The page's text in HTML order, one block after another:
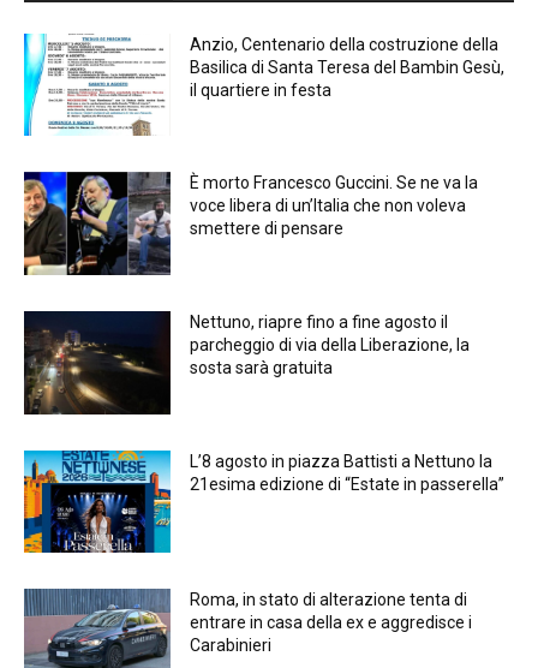
Anzio, Centenario della costruzione della
Basilica di Santa Teresa del Bambin Gesù,
il quartiere in festa
È morto Francesco Guccini. Se ne va la
voce libera di un’Italia che non voleva
smettere di pensare
Nettuno, riapre fino a fine agosto il
parcheggio di via della Liberazione, la
sosta sarà gratuita
L’8 agosto in piazza Battisti a Nettuno la
21esima edizione di “Estate in passerella”
Roma, in stato di alterazione tenta di
entrare in casa della ex e aggredisce i
Carabinieri